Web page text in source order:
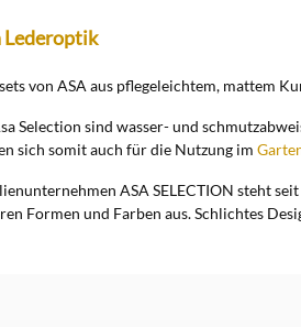
Sie die
und bringen
direkter
Marke ist
ASA Selection
Diesel-Str. 3,
Lederoptik
von ASA aus pflegeleichtem, mattem
Selection sind wasser- und
sich somit auch für die Nutzung im
ASA SELECTION steht
Formen und Farben aus. Schlichtes